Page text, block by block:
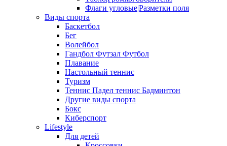
Флаги угловые|Разметки поля
Виды спорта
Баскетбол
Бег
Волейбол
Гандбол Футзал Футбол
Плавание
Настольный теннис
Туризм
Теннис Падел теннис Бадминтон
Другие виды спорта
Бокс
Киберспорт
Lifestyle
Для детей